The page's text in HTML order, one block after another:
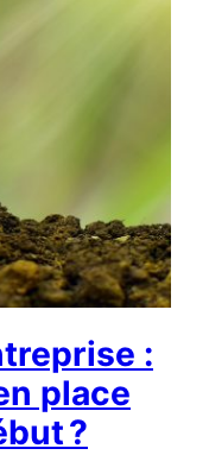
:
place
?